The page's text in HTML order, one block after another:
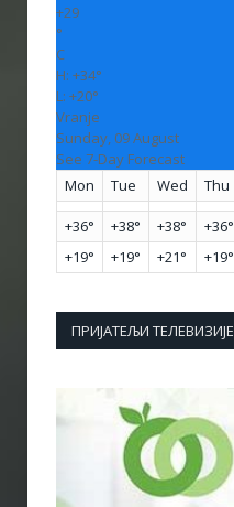
+29
°
C
H: +34°
L: +20°
Vranje
Sunday, 09 August
See 7-Day Forecast
Mon
Tue Wed Thu
+36° +38° +38° +36°
+19° +19° +21° +19°
ПРИЈАТЕЉИ ТЕЛЕВИЗИЈЕ